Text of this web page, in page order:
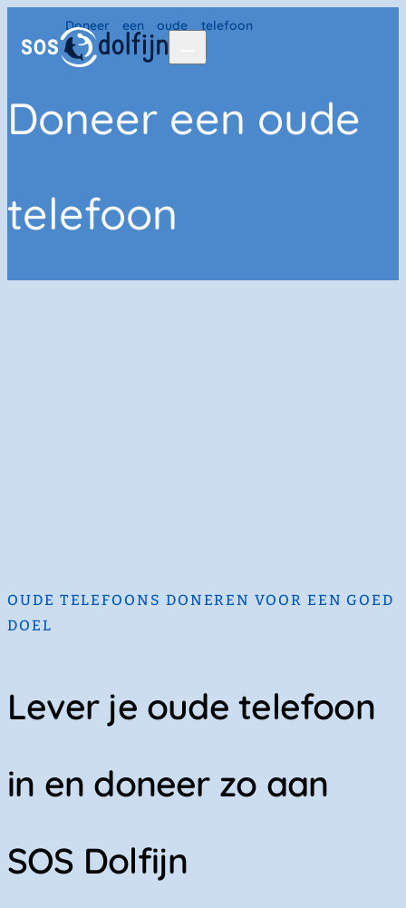
Doneer een oude telefoon
Doneer een oude
telefoon
OUDE TELEFOONS DONEREN VOOR EEN GOED
DOEL
Lever je oude telefoon
in en doneer zo aan
SOS Dolfijn